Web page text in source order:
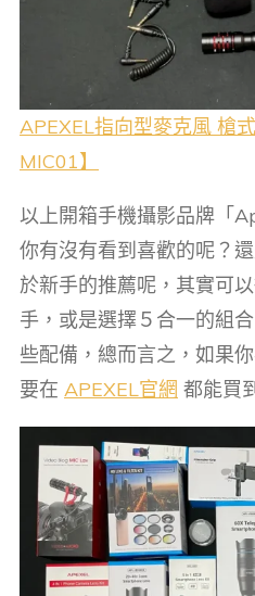
APEXEL指向型麥克風 槍
MIC01】
以上開箱手機攝影品牌「
你有沒有看到喜歡的呢？
於新手的推薦呢，其實可
手，或是選擇５合一的組
些配備，總而言之，如果
要在 APEXEL官網 都能買